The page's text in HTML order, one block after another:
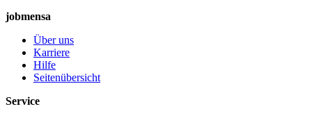
jobmensa
Über uns
Karriere
Hilfe
Seitenübersicht
Service